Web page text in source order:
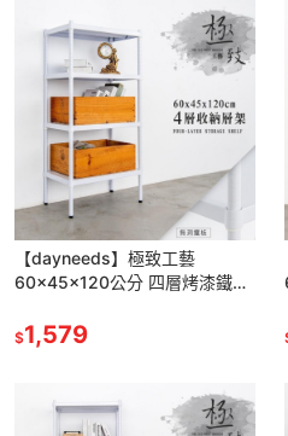
【dayneeds】極致工藝
60x45x120公分 四層烤漆鐵板
$1,579